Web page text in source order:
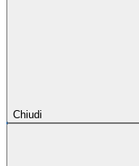
Chiudi